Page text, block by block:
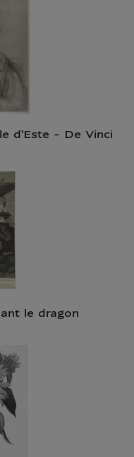
d'Este - De Vinci
le dragon